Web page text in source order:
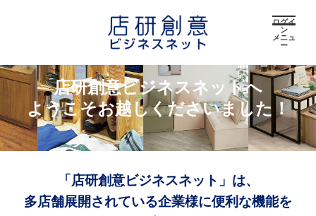
ログイ
ン
メニュ
ー
店研創意ビジネスネットへ
ようこそお越しくださいました！
「店研創意ビジネスネット」は、
多店舗展開されている企業様に便利な機能を